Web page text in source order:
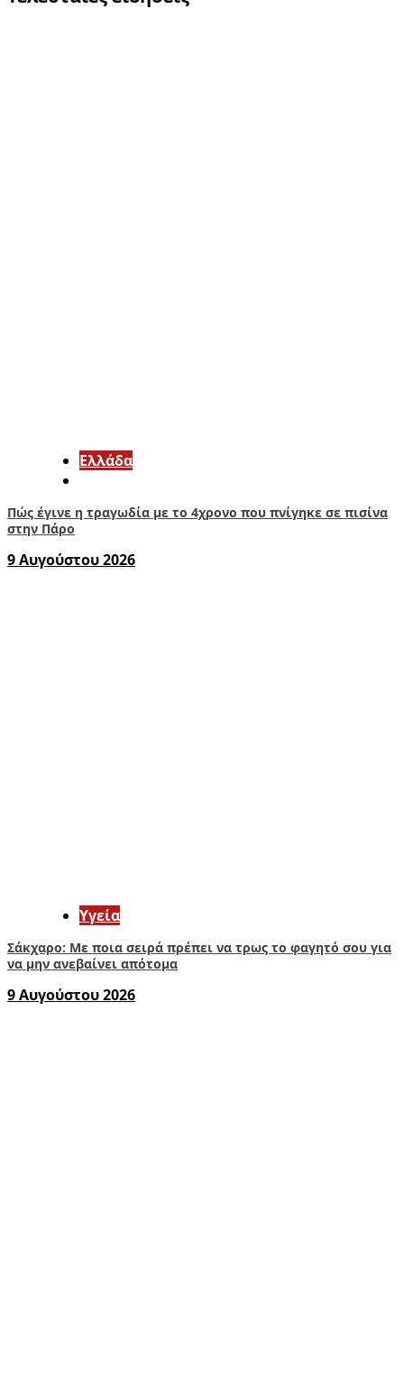
Ελλάδα
Πώς έγινε η τραγωδία με το 4χρονο που πνίγηκε σε πισίνα
στην Πάρο
9 Αυγούστου 2026
Υγεία
Σάκχαρο: Με ποια σειρά πρέπει να τρως το φαγητό σου για
να μην ανεβαίνει απότομα
9 Αυγούστου 2026